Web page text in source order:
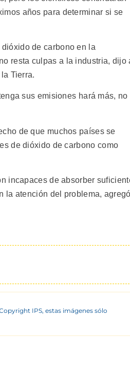
años para determinar si se
de carbono en la
resta culpas a la industria, dijo
Tierra.
sus emisiones hará más, no
de que muchos países se
de dióxido de carbono como
incapaces de absorber
la atención del problema,
IPS, estas imágenes sólo